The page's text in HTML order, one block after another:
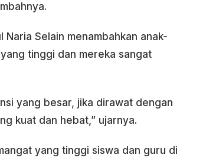
Selain menambahkan anak-
tinggi dan mereka sangat
yang besar, jika dirawat dengan
kuat dan hebat,” ujarnya.
yang tinggi siswa dan guru di